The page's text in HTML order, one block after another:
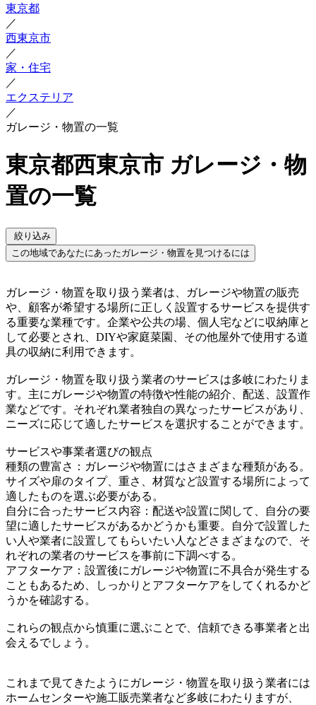
東京都
／
西東京市
／
家・住宅
／
エクステリア
／
ガレージ・物置の一覧
東京都西東京市 ガレージ・物
置の一覧
絞り込み
この地域であなたにあったガレージ・物置を見つけるには
ガレージ・物置を取り扱う業者は、ガレージや物置の販売
や、顧客が希望する場所に正しく設置するサービスを提供す
る重要な業種です。企業や公共の場、個人宅などに収納庫と
して必要とされ、DIYや家庭菜園、その他屋外で使用する道
具の収納に利用できます。
ガレージ・物置を取り扱う業者のサービスは多岐にわたりま
す。主にガレージや物置の特徴や性能の紹介、配送、設置作
業などです。それぞれ業者独自の異なったサービスがあり、
ニーズに応じて適したサービスを選択することができます。
サービスや事業者選びの観点
種類の豊富さ：ガレージや物置にはさまざまな種類がある。
サイズや扉のタイプ、重さ、材質など設置する場所によって
適したものを選ぶ必要がある。
自分に合ったサービス内容：配送や設置に関して、自分の要
望に適したサービスがあるかどうかも重要。自分で設置した
い人や業者に設置してもらいたい人などさまざまなので、そ
れぞれの業者のサービスを事前に下調べする。
アフターケア：設置後にガレージや物置に不具合が発生する
こともあるため、しっかりとアフターケアをしてくれるかど
うかを確認する。
これらの観点から慎重に選ぶことで、信頼できる事業者と出
会えるでしょう。
これまで見てきたようにガレージ・物置を取り扱う業者には
ホームセンターや施工販売業者など多岐にわたりますが、